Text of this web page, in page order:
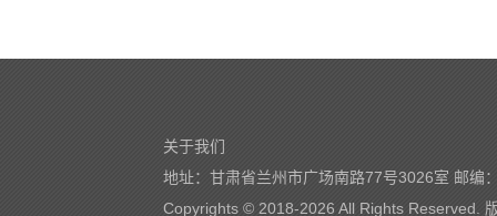
关于我们
地址：甘肃省兰州市广场南路77号3026室 邮编
Copyrights © 2018-2026 All Rights Reserved.